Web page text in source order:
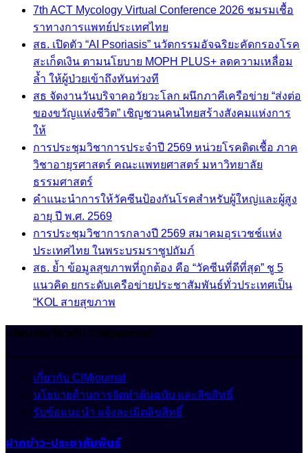
7th ACT Mycology Virtual Conference 2026 ชมรมเชื้อ
ราทางการแพทย์ประเทศไทย
สธ. เปิดตัว “AI Psoriasis” นวัตกรรมอัจฉริยะคัดกรองโรค
สะเก็ดเงิน ตามนโยบาย MOPH PLUS+ ลดความเหลื่อม
ล้ำ ให้ผู้ป่วยเข้าถึงทันท่วงที
สธ จัดงานวันบริจาคอวัยวะโลก ผนึกภาคีเครือข่าย “ส่งต่อ
ของขวัญแห่งชีวิต” เชิญชวนคนไทยสร้างสังคมแห่งการ
ให้
การประชุมวิชาการประจำปี 2569 หน่วยโรคติดเชื้อ ภาค
วิชาอายุรศาสตร์ คณะแพทยศาสตร์ มหาวิทยาลัย
ธรรมศาสตร์
คำแนะนำการให้วัคซีนป้องกันโรคสำหรับผู้ใหญ่และผู้สูง
อายุ ปี พ.ศ. 2569
การประชุมวิชาการกลางปี 2569 สมาคมอุรเวชช์แห่ง
ประเทศไทย ในพระบรมราชูปถัมภ์
สธ. ย้ำ ข้อมูลสุขภาพที่ถูกต้อง คือ “วัคซีนที่ดีที่สุด” ชู 5
แนวคิด ยกระดับเครือข่ายประชาสัมพันธ์ทั่วประเทศเป็น
“KOL สายสุขภาพ
นโยบายเกี่ยวกับ CIMjournal
เกี่ยวกับ CIMjournal
นโยบายด้านการจัดทำต้นฉบับ และลิขสิทธิ์
รับข้อแนะนำ แจ้งละเมิดลิขสิทธิ์
ฝากข่าว-ประชาสัมพันธ์